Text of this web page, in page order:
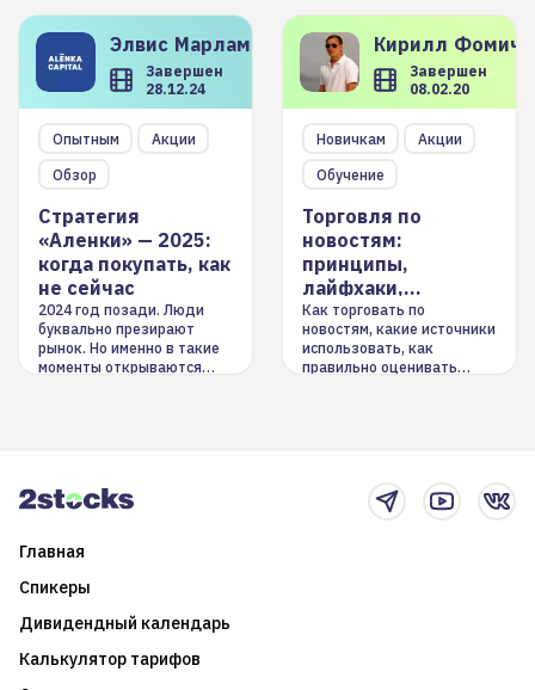
Элвис Марламов
Завершен
28.12.24
Опытным
Акции
Обзор
Стратегия
«Аленки» — 2025:
когда покупать, как
не сейчас
2024 год позади. Люди
буквально презирают
рынок. Но именно в такие
моменты открываются
Кирилл
Завершен
08.02.20
Новичкам
Акции
Обучение
Торговля по
новостям:
принципы,
лайфхаки,
инструменты
Как торговать по
новостям, какие источники
использовать, как
правильно оценивать
Главная
Спикеры
Дивидендный календарь
Калькулятор тарифов